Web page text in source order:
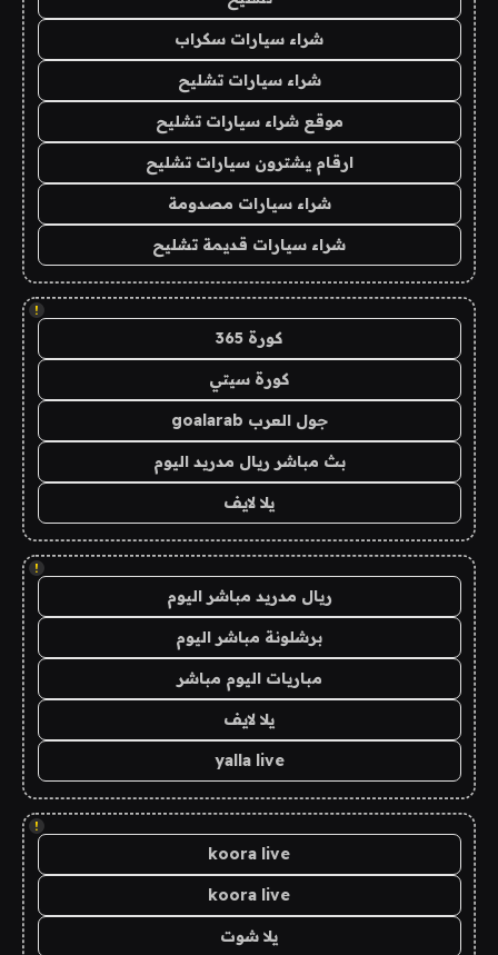
شراء سيارات سكراب
شراء سيارات تشليح
موقع شراء سيارات تشليح
ارقام يشترون سيارات تشليح
شراء سيارات مصدومة
شراء سيارات قديمة تشليح
!
كورة 365
كورة سيتي
جول العرب goalarab
بث مباشر ريال مدريد اليوم
يلا لايف
!
ريال مدريد مباشر اليوم
برشلونة مباشر اليوم
مباريات اليوم مباشر
يلا لايف
yalla live
!
koora live
koora live
يلا شوت